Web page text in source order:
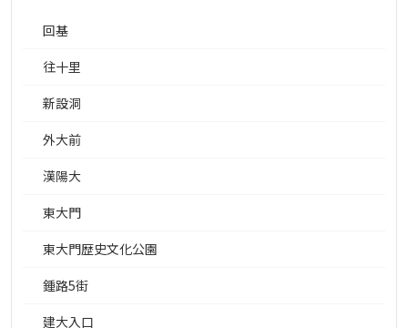
回基
往十里
新設洞
外大前
漢陽大
東大門
東大門歴史文化公園
鍾路5街
建大入口